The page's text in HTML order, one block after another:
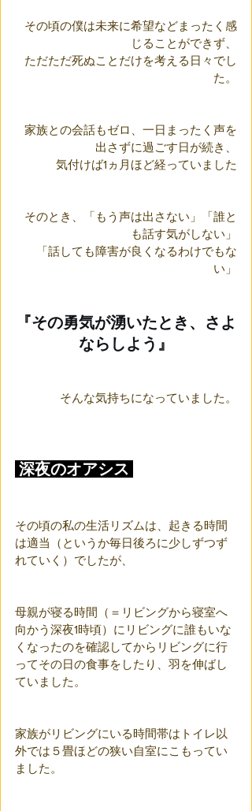
その頃の僕は未来に希望などまったく感
じることができず、
ただただ死ぬことだけを考える日々でし
た。
家族との会話もゼロ、一日まったく声を
出さずに過ごす日が続き、
気付けば1ヵ月ほど経っていました
そのとき、「もう声は出さない」「誰と
も話す気がしない」
「話しても障害が良くなるわけでもな
い」
『その勇気が湧いたとき、さよ
ならしよう』
そんな気持ちになっていました。
深夜のオアシス
その頃の私の生活リズムは、起きる時間
は適当（というか毎日後ろに少しずつず
れていく）でしたが、
母親が寝る時間（＝リビングから寝室へ
向かう深夜1時頃）にリビングに誰もいな
くなったのを確認してからリビングに行
ってその日の食事をしたり、羽を伸ばし
ていました。
家族がリビングにいる時間帯はトイレ以
外では５畳ほどの狭い自室にこもってい
ました。